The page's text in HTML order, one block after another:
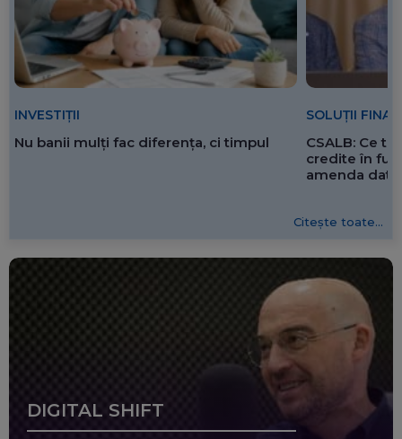
INVESTIȚII
Nu banii mulți fac diferența, ci timpul
SOLUȚII
CSALB: Ce
credite în
amenda
Citește toate...
DIGITAL SHIFT